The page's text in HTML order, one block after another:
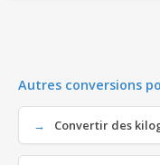
Autres conversions
Convertir des